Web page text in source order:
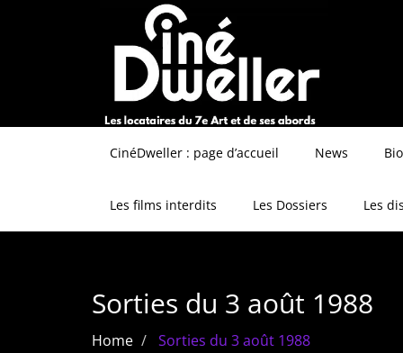
CinéDweller : page d’accueil News
Les films interdits Les Dossiers Les
Sorties du 3 août 1988
Home Sorties du 3 août 1988